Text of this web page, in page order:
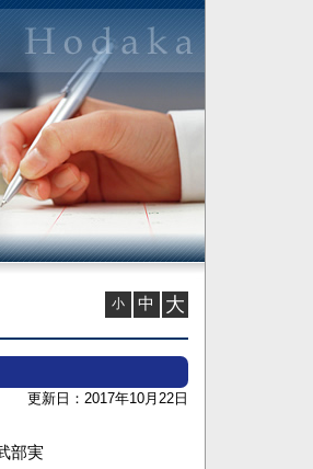
小 中 大
更新日：2017年10月22日
部実